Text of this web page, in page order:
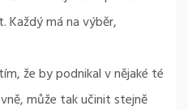
Každý má na výběr,
že by podnikal v nějaké té
může tak učinit stejně